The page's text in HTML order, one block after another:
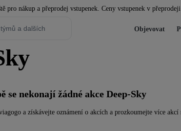
pro nákup a přeprodej vstupenek. Ceny vstupenek v
Objevovat
se nekonají žádné akce Deep-Sky
a získávejte oznámení o akcích a prozkoumejte více akcí